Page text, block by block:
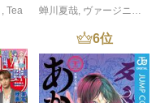
Tea
蝉川夏哉 ヴァージニア二等兵
6位